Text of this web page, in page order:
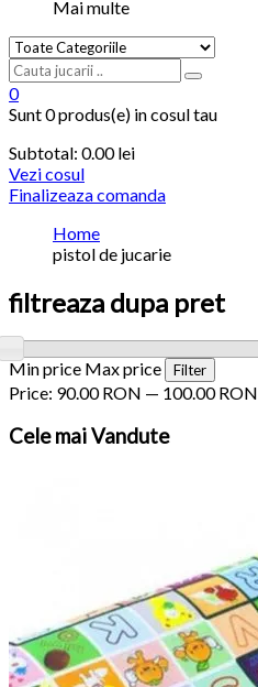
Mai multe
0
Sunt0 produs(e) in cosul tau
Subtotal: 0.00 lei
Vezi cosul
Finalizeaza comanda
Home
pistol de jucarie
filtreaza dupa pret
Min price Max price Filter
Price: 90.00 RON — 100.00 RON
Celemai Vandute